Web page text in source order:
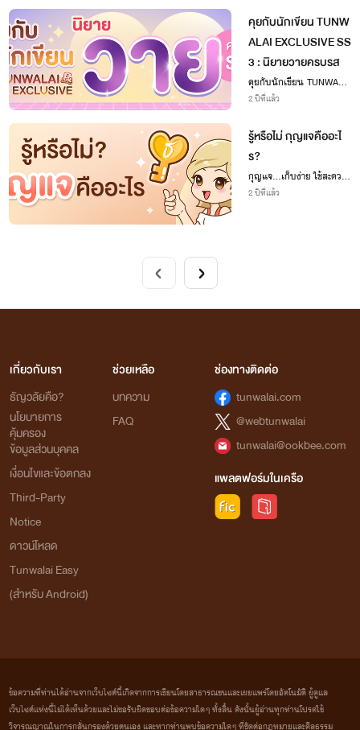
คุยกับนักเขียน TUNW
ALAI EXCLUSIVE SS
3 : นิยายวายครบรส
คุยกับนักเขียน TUNWALAI
EXCLUSIVE SS3 : นิยายว
2 ปีที่แล้ว
รู้หรือไม่ กุญแจคืออะไ
ร?
กุญแจ...เก็บง่าย ใช้สะดวก
อ่านสนุก!
2 ปีที่แล้ว
เกี่ยวกับเรา
ธัญวลัยคือ?
นโยบายการ
คุ้มครอง
ข้อมูลส่วนบุคคล
เงื่อนไขและข้อตกลง
Third-Party
Notice
ดาวน์โหลด
Tunwalai Easy
(สำหรับ Android)
ช่วยเหลือ
บทความ
FAQ
ช่องทางติดต่อ
tunwalai.com
@webtunwalai
tunwalai@ookbee.com
แพลตฟอร์มในเครือ
ข้อความที่ท่านได้อ่านจากเว็บไซต์นี้เกิดจากการเขียนโดยสาธารณชนและเผยแพร่โดยอัตโนมัติ ผู้ดูแล
เว็บไซต์แห่งนี้ไม่ได้เห็นด้วยและไม่ขอรับผิดชอบต่อข้อความใดๆ ทั้งสิ้น ดังนั้นผู้อ่านทุกท่านโปรดใช้
วิจารณญาณในการกลั่นกรองด้วยตนเอง และหากท่านพบข้อความใดๆ ที่ขัดต่อกฎหมายและศีลธรรม